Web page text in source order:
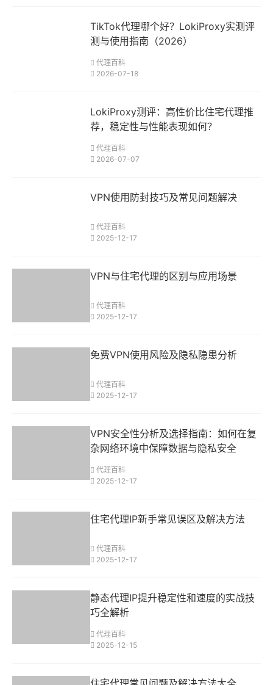
TikTok代理哪个好？LokiProxy实测评
测与使用指南（2026）
代理百科
2026-07-18
LokiProxy测评：高性价比住宅代理推
荐，稳定性与性能表现如何？
代理百科
2026-07-07
VPN使用防封技巧及常见问题解决
代理百科
2025-12-17
VPN与住宅代理的区别与应用场景
代理百科
2025-12-17
免费VPN使用风险及隐私隐患分析
代理百科
2025-12-17
VPN安全性分析及选择指南：如何在复
杂网络环境中保障数据与隐私安全
代理百科
2025-12-17
住宅代理IP新手常见误区及解决方法
代理百科
2025-12-17
静态代理IP提升稳定性和速度的实战技
巧全解析
代理百科
2025-12-15